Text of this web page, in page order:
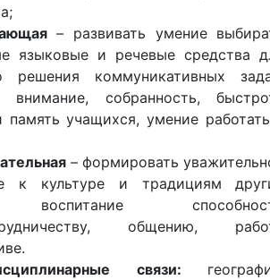
– развивать умение
языковые и речевые средства
решения коммуникативных
внимание, собранность,
память учащихся, умение
– формировать
к культуре и традициям
воспитание
общению,
связи: